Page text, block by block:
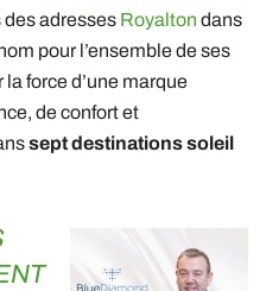
adresses Royalton dans
pour l’ensemble de ses
force d’une marque
de confort et
sept destinations soleil